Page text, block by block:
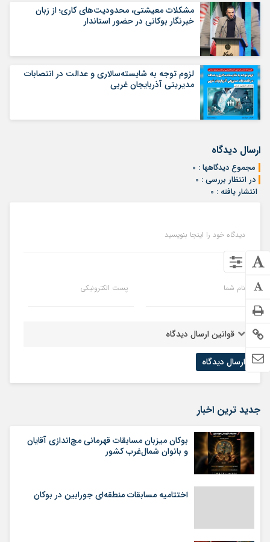
مشکلات معیشتی، محدودیت‌های کاری؛ از زبان
خبرنگار بوکانی در حضور استاندار
لزوم توجه به شایسته‌سالاری و عدالت در انتصابات
مدیریتی آذربایجان غربی
ارسال دیدگاه
مجموع دیدگاهها : 0
در انتظار بررسی : 0
انتشار یافته : 0
دیدگاه خود را اینجا بنویسید
نام شما پست الکترونیکی
قوانین ارسال دیدگاه
جدید ترین اخبار
بوکان میزبان مسابقات قهرمانی مچ‌اندازی آقایان
و بانوان شمال‌غرب کشور
اختتامیه مسابقات منطقه‌ای جورابین در بوکان